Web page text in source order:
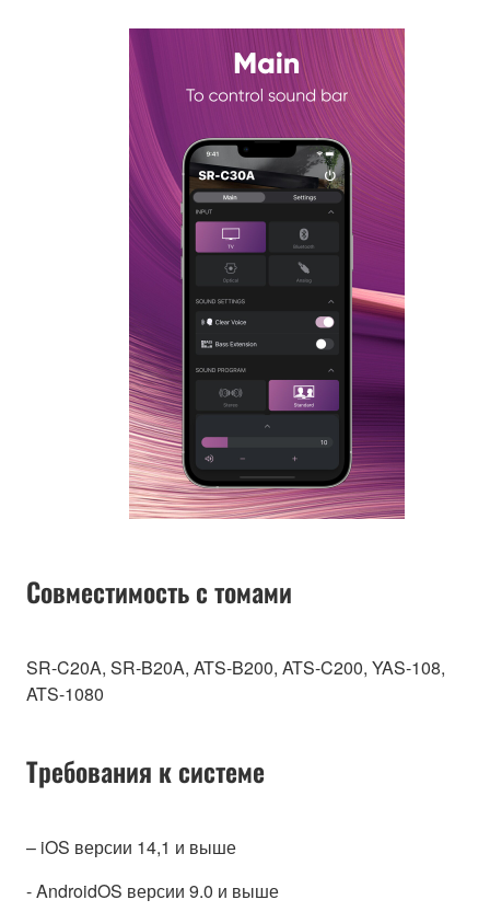
Совместимость с томами
SR-C20A, SR-B20A, ATS-B200, ATS-C200, YAS-108,
ATS-1080
Требования к системе
– iOS версии 14,1 и выше
- AndroidOS версии 9.0 и выше